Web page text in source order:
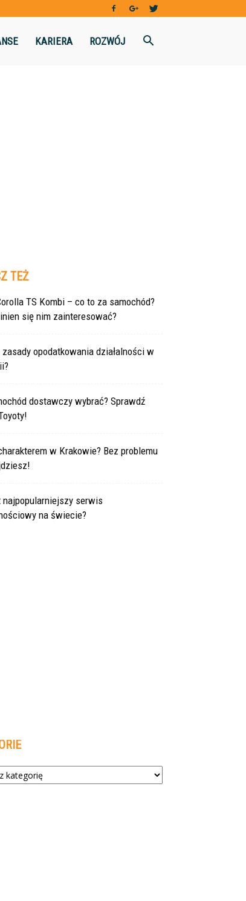
KARIERA ROZWÓJ
TEŻ
TS Kombi – co to za samochód?
się nim zainteresować?
opodatkowania działalności w
dostawczy wybrać? Sprawdź
w Krakowie? Bez problemu
serwis
na świecie?